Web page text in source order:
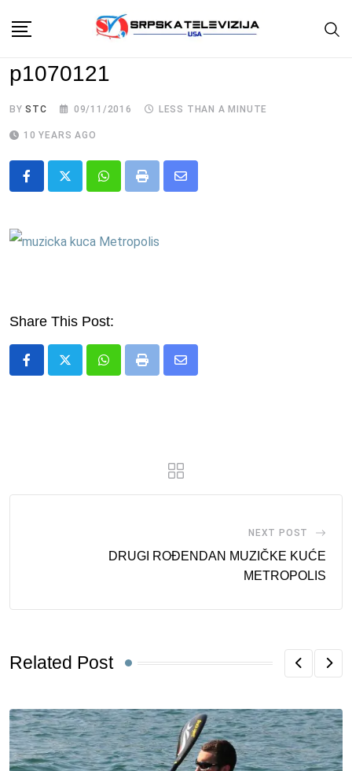
content
p1070121
BYSTC 09/11/2016 LESS THAN A MINUTE
10 YEARS AGO
Whatsapp
Print
Share
Share This Post:
Whatsapp
Print
Share
NEXT POST
DRUGI ROĐENDAN MUZIČKE KUĆE
METROPOLIS
Related Post